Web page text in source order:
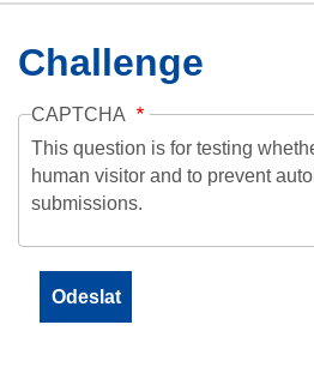
Challenge
CAPTCHA
This question is for testing
human visitor and to prevent
submissions.